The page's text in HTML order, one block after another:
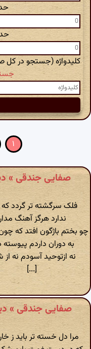
کلیدواژه (جستجو در
۱
صفایی جندقی »
فلک سرگشته تر گردد که
ندارد هرگز آهنگ
چو بختم باژگون افتد که
به دوران داردم پیوسته
نه ازتوحید آسودم نه
[...]
صفایی جندقی »
مر‌‌‌ا دل خسته تر باید ز